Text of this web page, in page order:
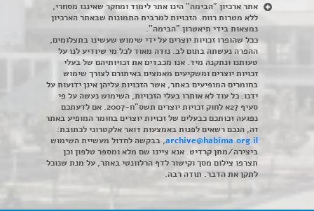
אתר ארכיון "הבימה" הינו אתר לימוד ומחקר שאיננו מסחרי,
ללא מטרות רווח. הזכויות למרבית התמונות שבאתר הארכיון
נמצאות בידי תיאטרון "הבימה".
ככל שהופרו זכויות יוצרים על ידי שימוש שעשינו בתצלומים,
ההפרה נעשתה בתום לב. נודה מאוד לכל מי שיודיע לנו על
טעותנו ונתקנה מיד. אנו מכבדים את זכויותיהם של בעלי
זכויות יוצרים ומשקיעים מאמצים באיתורם לצורך שימוש
בחומרים המופיעים באתר, אשר הזכויות עליהן אינן ידועות על
ידנו. כל עוד לא אותרו בעלי הזכויות, השימוש נעשה על פי
סעיף 27א לחוק זכויות יוצרים תשס"ח-2007. אם לדעתכם
נפגעה זכותכם כבעלים של זכויות יוצרים בחומר המופיע באתר
זה, הנכם רשאים לפנות באמצעות דואר אלקטרוני לכתובת:
archive@habima.org.il, בבקשה לחדול מעשיית השימוש
ביצירה/מתן קרדיט. אנא ציינו שם מלא ומספר טלפון וכן
תצרפו צילום מסך וקישור לדף הרלוונטי באתר, על מנת שנוכל
לתקן את הדבר. תודה רבה.